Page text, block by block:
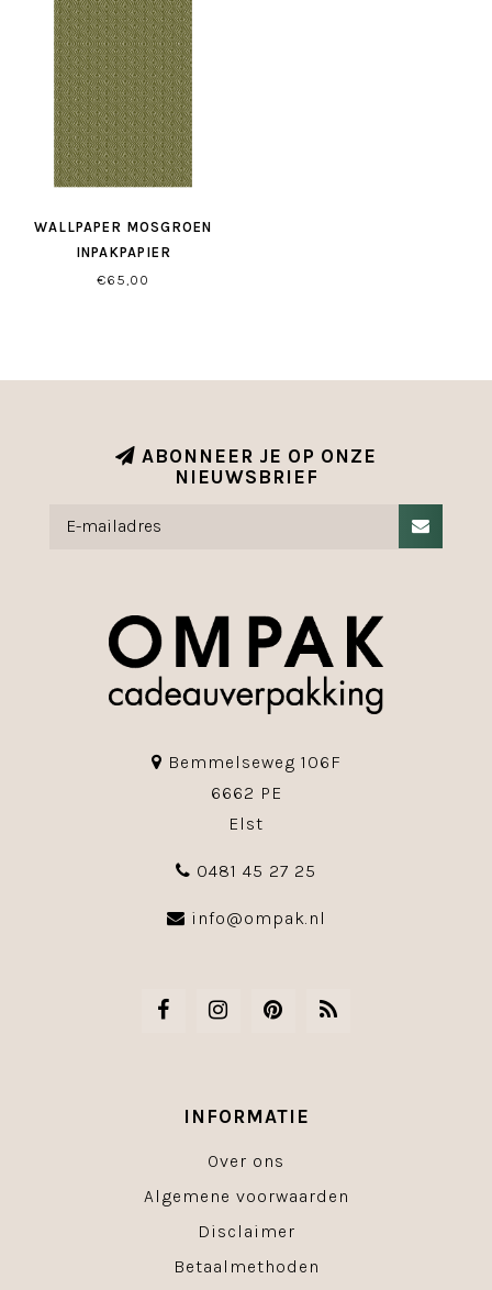
WALLPAPER MOSGROEN
INPAKPAPIER
€65,00
ABONNEER JE OP ONZE
NIEUWSBRIEF
Bemmelseweg 106F
6662 PE
Elst
0481 45 27 25
info@ompak.nl
INFORMATIE
Over ons
Algemene voorwaarden
Disclaimer
Betaalmethoden